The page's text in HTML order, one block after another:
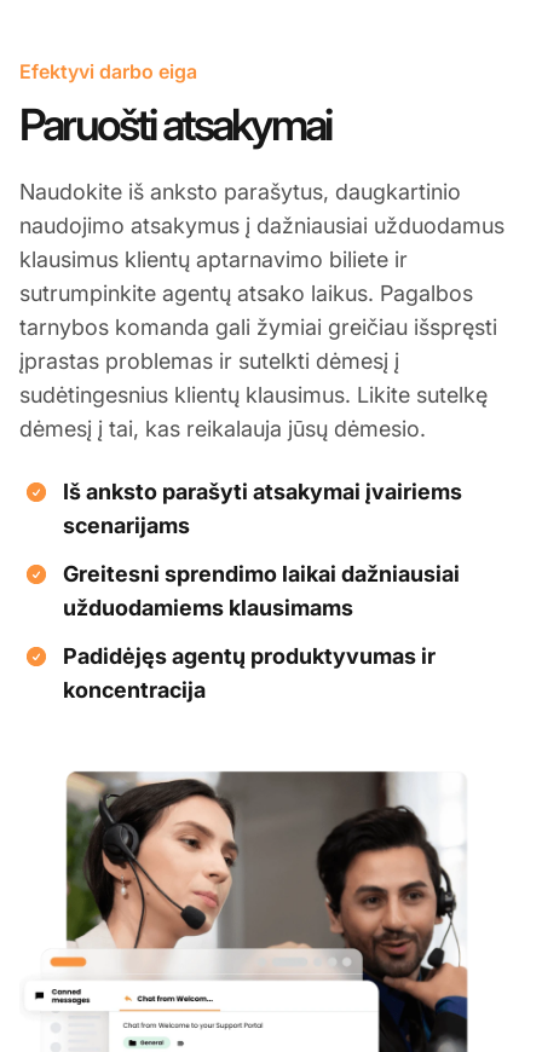
Efektyvi darbo eiga
Paruošti atsakymai
Naudokite iš anksto parašytus, daugkartinio
naudojimo atsakymus į dažniausiai užduodamus
klausimus klientų aptarnavimo biliete ir
sutrumpinkite agentų atsako laikus. Pagalbos
tarnybos komanda gali žymiai greičiau išspręsti
įprastas problemas ir sutelkti dėmesį į
sudėtingesnius klientų klausimus. Likite sutelkę
dėmesį į tai, kas reikalauja jūsų dėmesio.
Iš anksto parašyti atsakymai įvairiems
scenarijams
Greitesni sprendimo laikai dažniausiai
užduodamiems klausimams
Padidėjęs agentų produktyvumas ir
koncentracija